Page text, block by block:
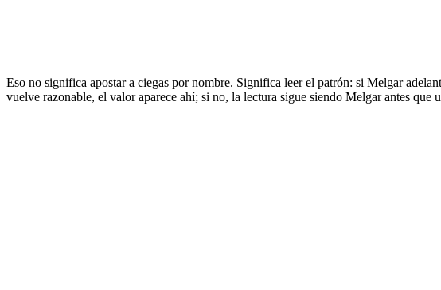
Eso no significa apostar a ciegas por nombre. Significa leer el patrón: si Melgar
vuelve razonable, el valor aparece ahí; si no, la lectura sigue siendo Melgar antes que